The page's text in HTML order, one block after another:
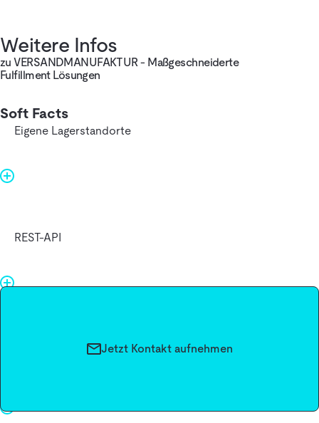
Weitere Infos
zu VERSANDMANUFAKTUR - Maßgeschneiderte
Fulfillment Lösungen
Soft Facts
Eigene Lagerstandorte
REST-API
Businessmodell des Anbieters
Jetzt Kontakt aufnehmen